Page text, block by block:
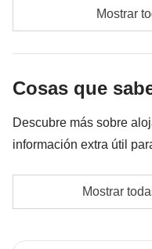
común es de
coordinador en el
variará según el
devolverá al final del
Entradas para
grupo acuerde
coordinador
Mostrar
Cosas que
Descubre más sobre
información extra útil
Todos los
compartidas
Mostrar